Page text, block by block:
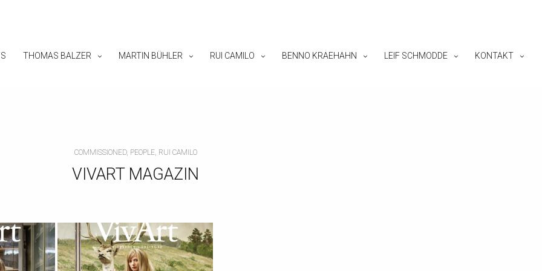
THOMAS BALZER MARTIN BÜHLER RUI CAMILO BENNO KRAEHAHN LEIF SCHMODDE KONTAKT
COMMISSIONED, PEOPLE, RUI CAMILO
VIVART MAGAZIN